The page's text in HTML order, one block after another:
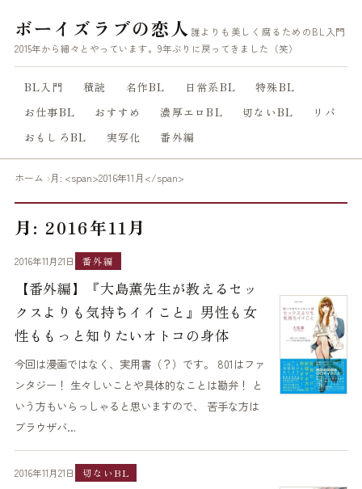
ボーイズラブの恋人 誰よりも美しく腐るためのBL入門
2015年から細々とやっています。9年ぶりに戻ってきました（笑）
BL入門 積読 名作BL 日常系BL
特殊BL
お仕事BL
おすすめ 濃厚エロBL 切ないBL
リバ
おもしろBL
実写化 番外編
ホーム 月: <span>2016年11月</span>
月: 2016年11月
2016年11月21日 番外編
【番外編】『大島薫先生が教えるセッ
クスよりも気持ちイイこと』男性も女
性ももっと知りたいオトコの身体
今回は漫画ではなく、実用書（？）です。 801はファ
ンタジー！ 生々しいことや具体的なことは勘弁！ と
いう方もいらっしゃると思いますので、 苦手な方は
ブラウザバ…
2016年11月21日 切ないBL